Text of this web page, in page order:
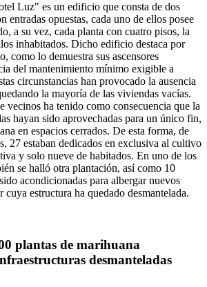
Luz" es un edificio que consta de dos
entradas opuestas, cada uno de ellos posee
a su vez, cada planta con cuatro pisos, la
inhabitados. Dicho edificio destaca por
como lo demuestra sus ascensores
del mantenimiento mínimo exigible a
circunstancias han provocado la ausencia
la mayoría de las viviendas vacías.
vecinos ha tenido como consecuencia que la
hayan sido aprovechadas para un único fin,
en espacios cerrados. De esta forma, de
27 estaban dedicados en exclusiva al cultivo
y solo nueve de habitados. En uno de los
se halló otra plantación, así como 10
acondicionadas para albergar nuevos
estructura ha quedado desmantelada.
plantas de marihuana
desmanteladas